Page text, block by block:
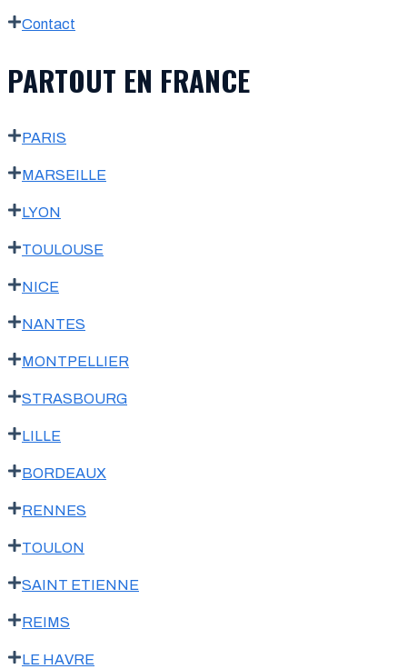
Contact
PARTOUT EN FRANCE
PARIS
MARSEILLE
LYON
TOULOUSE
NICE
NANTES
MONTPELLIER
STRASBOURG
LILLE
BORDEAUX
RENNES
TOULON
SAINT ETIENNE
REIMS
LE HAVRE